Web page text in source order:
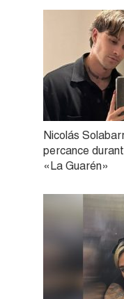
Nicolás
percance
«La Guarén»